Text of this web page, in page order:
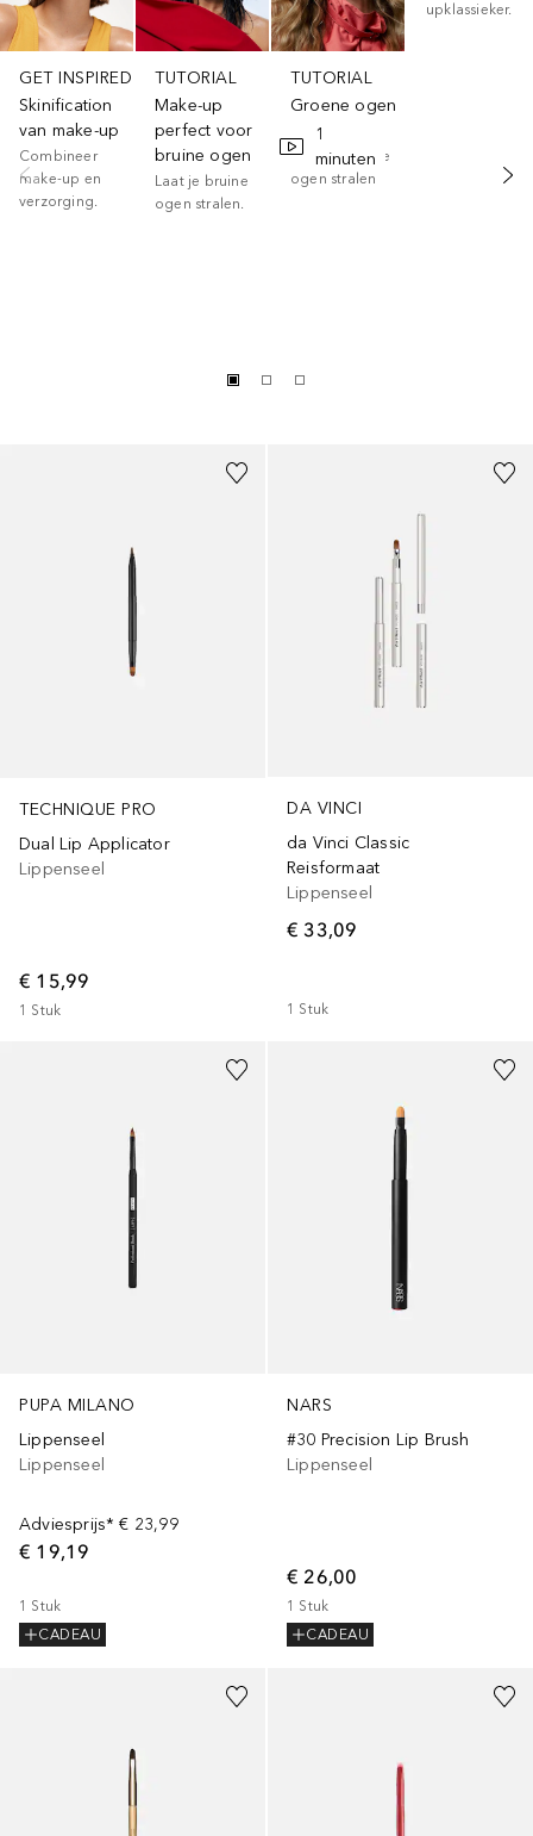
GET INSPIRED
Skinification
van make-up
Combineer
make-up en
verzorging.
TUTORIAL
Make-up
perfect voor
bruine ogen
Laat je bruine
ogen stralen.
1
minuten
TUTORIAL
Groene ogen
make-up
Laat je groene
ogen stralen
upklassieker.
TECHNIQUE PRO
Dual Lip Applicator
Lippenseel
€ 15,99
1 Stuk
DA VINCI
da Vinci Classic
Reisformaat
Lippenseel
€ 33,09
1 Stuk
PUPA MILANO
Lippenseel
Lippenseel
Adviesprijs* € 23,99
€ 19,19
1 Stuk
CADEAU
NARS
#30 Precision Lip Brush
Lippenseel
€ 26,00
1 Stuk
CADEAU